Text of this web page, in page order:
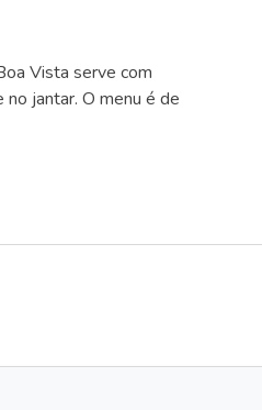
Vista serve com
jantar. O menu é de